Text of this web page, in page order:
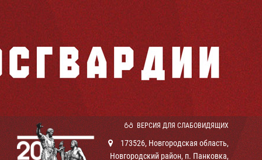
ВЕРСИЯ ДЛЯ СЛАБОВИДЯЩИХ
173526, Новгородская область,
Новгородский район, п. Панковка,